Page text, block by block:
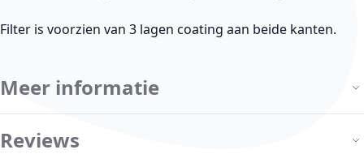
Filter is voorzien van 3 lagen coating aan beide kanten.
Meer informatie
Reviews